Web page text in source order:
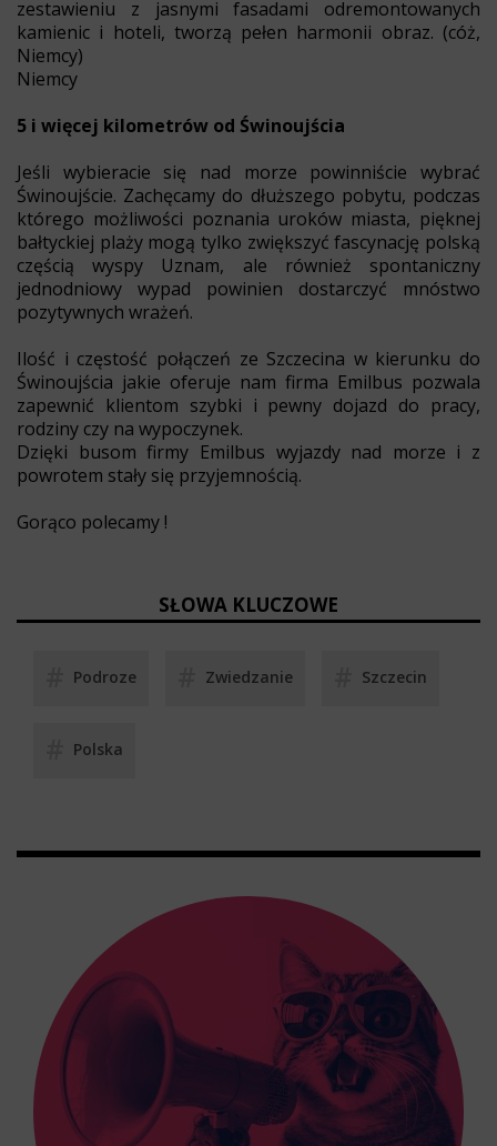
zestawieniu z jasnymi fasadami odremontowanych
kamienic i hoteli, tworzą pełen harmonii obraz. (cóż,
Niemcy)
Niemcy
5 i więcej kilometrów od Świnoujścia
Jeśli wybieracie się nad morze powinniście wybrać
Świnoujście. Zachęcamy do dłuższego pobytu, podczas
którego możliwości poznania uroków miasta, pięknej
bałtyckiej plaży mogą tylko zwiększyć fascynację polską
częścią wyspy Uznam, ale również spontaniczny
jednodniowy wypad powinien dostarczyć mnóstwo
pozytywnych wrażeń.
Ilość i częstość połączeń ze Szczecina w kierunku do
Świnoujścia jakie oferuje nam firma Emilbus pozwala
zapewnić klientom szybki i pewny dojazd do pracy,
rodziny czy na wypoczynek.
Dzięki busom firmy Emilbus wyjazdy nad morze i z
powrotem stały się przyjemnością.
Gorąco polecamy !
SŁOWA KLUCZOWE
Podroze Zwiedzanie Szczecin
Polska